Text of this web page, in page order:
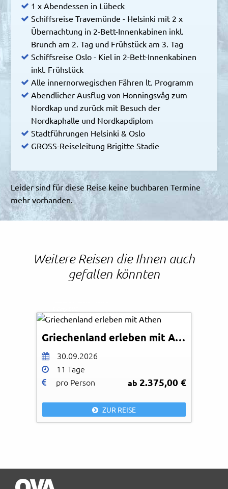
1 x Abendessen in Lübeck
Schiffsreise Travemünde - Helsinki mit 2 x
Übernachtung in 2-Bett-Innenkabinen inkl.
Brunch am 2. Tag und Frühstück am 3. Tag
Schiffsreise Oslo - Kiel in 2-Bett-Innenkabinen
inkl. Frühstück
Alle innernorwegischen Fähren lt. Programm
Abendlicher Ausflug von Honningsvåg zum
Nordkap und zurück mit Besuch der
Nordkaphalle und Nordkapdiplom
Stadtführungen Helsinki & Oslo
GROSS-Reiseleitung Brigitte Stadie
Leider sind für diese Reise keine buchbaren Termine
mehr vorhanden.
Weitere Reisen die Ihnen auch
gefallen könnten
Griechenland erleben mit Athen
30.09.2026
11 Tage
pro Person
ab 2.375,00 €
ZUR REISE